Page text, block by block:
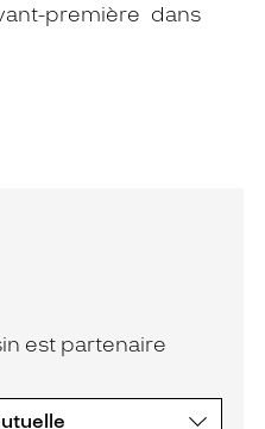
première dans
est partenaire